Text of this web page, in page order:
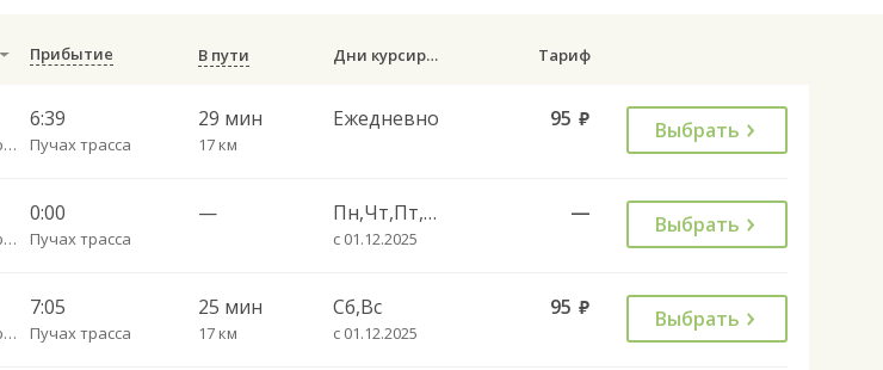
Прибытие В пути Дни курсирования Тариф
Чебоксары Пригородный АВ
6:39
Пучах трасса
29 мин
17 км
Ежедневно 95 руб. Выбрать
Чебоксары Пригородный АВ
0:00
Пучах трасса
— Пн,Чт,Пт,Сб,Вс
с 01.12.2025
— Выбрать
Чебоксары Пригородный АВ
7:05
Пучах трасса
25 мин
17 км
Сб,Вс
с 01.12.2025
95 руб. Выбрать